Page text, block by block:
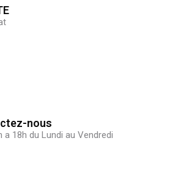
nous
a 18h du Lundi au Vendredi